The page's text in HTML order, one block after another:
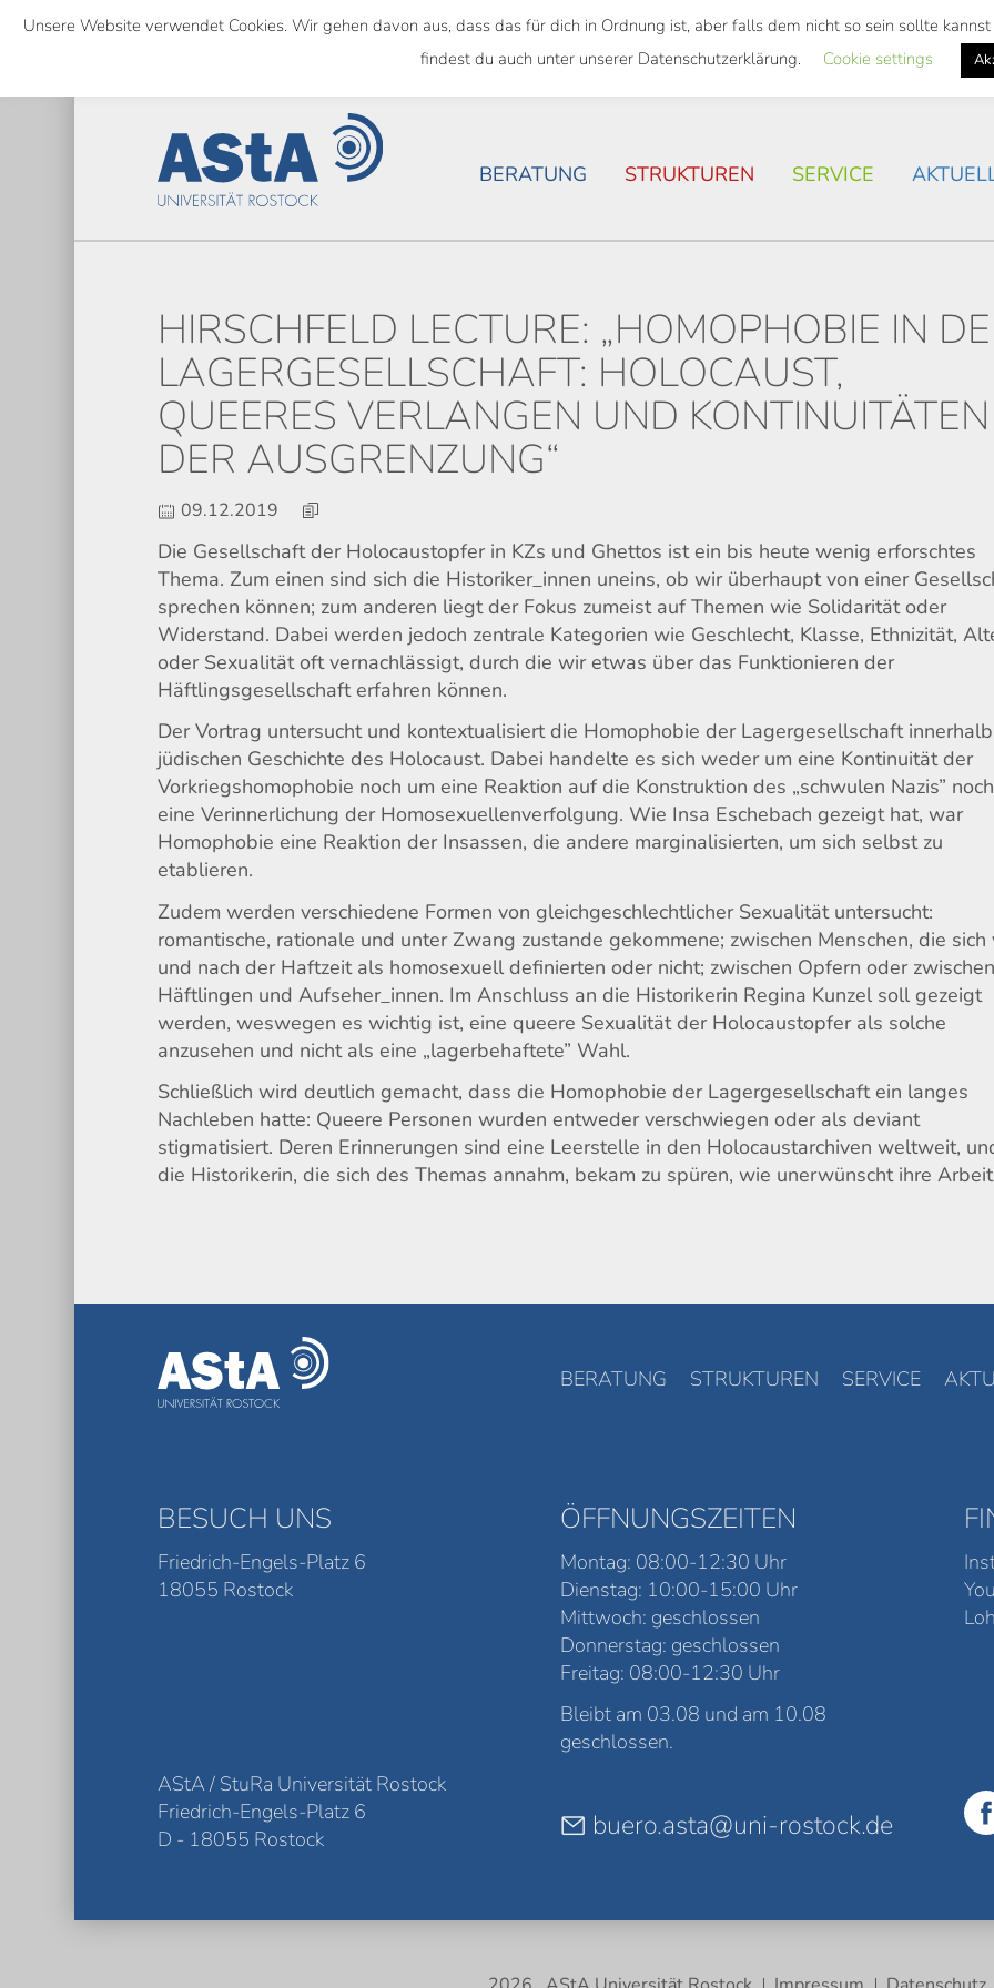
Skip
content
SEMESTERTICKET ALS BUNDESWEITES TICKET
BERATUNG STRUKTUREN SERVICE
HIRSCHFELD LECTURE: „HOMOPHOBIE IN
LAGERGESELLSCHAFT: HOLOCAUST,
QUEERES VERLANGEN UND KONTINUITÄTEN
DER AUSGRENZUNG“
09.12.2019
Die Gesellschaft der Holocaustopfer in KZs und Ghettos ist ein bis heute wenig erforschtes
Thema. Zum einen sind sich die Historiker_innen uneins, ob wir überhaupt von einer
sprechen können; zum anderen liegt der Fokus zumeist auf Themen wie Solidarität oder
Widerstand. Dabei werden jedoch zentrale Kategorien wie Geschlecht, Klasse, Ethnizität,
oder Sexualität oft vernachlässigt, durch die wir etwas über das Funktionieren der
Häftlingsgesellschaft erfahren können.
Der Vortrag untersucht und kontextualisiert die Homophobie der Lagergesellschaft
jüdischen Geschichte des Holocaust. Dabei handelte es sich weder um eine Kontinuität der
Vorkriegshomophobie noch um eine Reaktion auf die Konstruktion des „schwulen Nazis”
eine Verinnerlichung der Homosexuellenverfolgung. Wie Insa Eschebach gezeigt hat, war
Homophobie eine Reaktion der Insassen, die andere marginalisierten, um sich selbst zu
etablieren.
Zudem werden verschiedene Formen von gleichgeschlechtlicher Sexualität untersucht:
romantische, rationale und unter Zwang zustande gekommene; zwischen Menschen, die sich
und nach der Haftzeit als homosexuell definierten oder nicht; zwischen Opfern oder zwischen
Häftlingen und Aufseher_innen. Im Anschluss an die Historikerin Regina Kunzel soll gezeigt
werden, weswegen es wichtig ist, eine queere Sexualität der Holocaustopfer als solche
anzusehen und nicht als eine „lagerbehaftete” Wahl.
Schließlich wird deutlich gemacht, dass die Homophobie der Lagergesellschaft ein langes
Nachleben hatte: Queere Personen wurden entweder verschwiegen oder als deviant
stigmatisiert. Deren Erinnerungen sind eine Leerstelle in den Holocaustarchiven weltweit,
die Historikerin, die sich des Themas annahm, bekam zu spüren, wie unerwünscht ihre
BERATUNG STRUKTUREN SERVICE
BESUCH UNS
Friedrich-Engels-Platz 6
18055 Rostock
ÖFFNUNGSZEITEN
Montag: 08:00-12:30 Uhr
Dienstag: 10:00-15:00 Uhr
Mittwoch: geschlossen
Donnerstag: geschlossen
Freitag: 08:00-12:30 Uhr
Bleibt am 03.08 und am 10.08
geschlossen.
AStA / StuRa Universität Rostock
Friedrich-Engels-Platz 6
D - 18055 Rostock
buero.asta@uni-rostock.de
Unsere Website verwendet Cookies. Wir gehen davon aus, dass das für dich in Ordnung ist, aber falls dem nicht so sein sollte
findest du auch unter unserer Datenschutzerklärung.
Cookie settings